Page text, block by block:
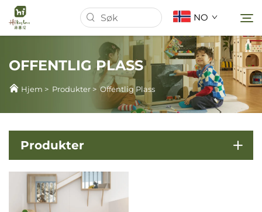
NO
Om oss
Produkter
Nyheter
OFFENTLIG PLASS
Hjem > Produkter >Offentlig Plass
Produkter